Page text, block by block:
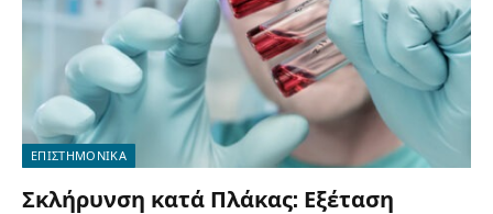
ΕΠΙΣΤΗΜΟΝΙΚΑ
Σκλήρυνση κατά Πλάκας: Εξέταση